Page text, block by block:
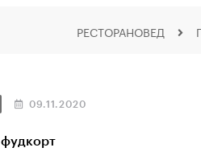
РЕСТОРАНОВЕД
09.11.2020
фудкорт